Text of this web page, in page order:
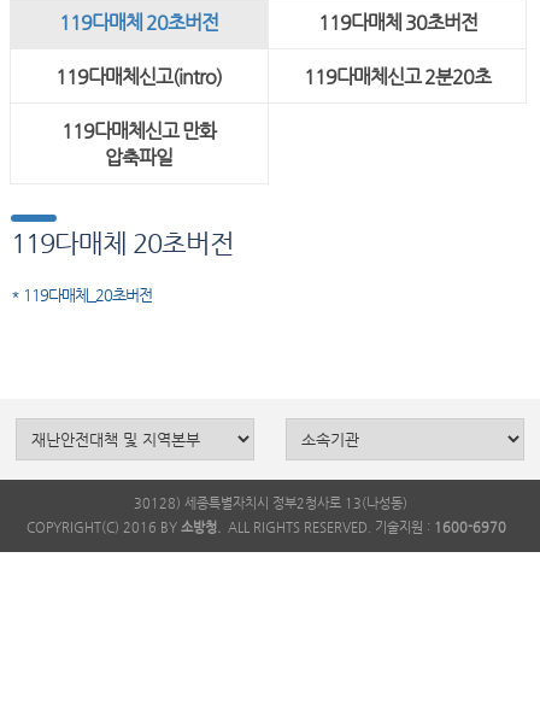
119다매체 20초버전 119다매체 30초버전
119다매체신고(intro) 119다매체신고 2분20초
119다매체신고 만화
압축파일
119다매체 20초버전
* 119다매체_20초버전
30128) 세종특별자치시 정부2청사로 13(나성동)
COPYRIGHT(C) 2016 BY 소방청. ALL RIGHTS RESERVED. 기술지원 : 1600-6970